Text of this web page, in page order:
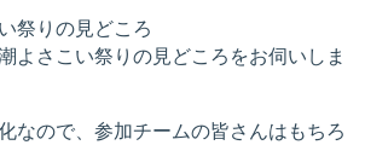
祭りの見どころ
よさこい祭りの見どころをお伺いしま
なので、参加チームの皆さんはもちろ